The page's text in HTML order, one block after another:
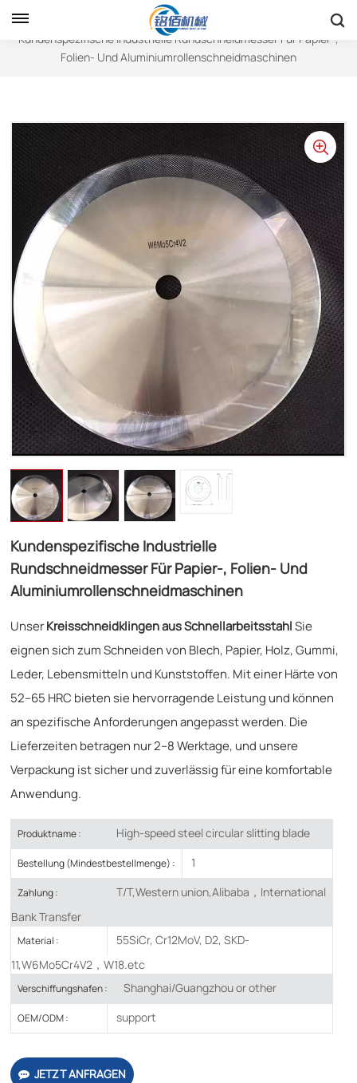
Kreisförmige Klingen
Kundenspezifische Industrielle Rundschneidmesser Für Papier-,
Folien- Und Aluminiumrollenschneidmaschinen
Kundenspezifische Industrielle
Rundschneidmesser Für Papier-, Folien- Und
Aluminiumrollenschneidmaschinen
UnserKreisschneidklingen aus SchnellarbeitsstahlSie
eignen sich zum Schneiden von Blech, Papier, Holz, Gummi,
Leder, Lebensmitteln und Kunststoffen. Mit einer Härte von
52–65 HRC bieten sie hervorragende Leistung und können
an spezifische Anforderungen angepasst werden. Die
Lieferzeiten betragen nur 2–8 Werktage, und unsere
Verpackung ist sicher und zuverlässig für eine komfortable
Anwendung.
Produktname : High-speed steel circular slitting blade
Bestellung (Mindestbestellmenge) : 1
Zahlung :
T/T,Western union,Alibaba，International
Bank Transfer
Material :
55SiCr, Cr12MoV, D2, SKD-
11,W6Mo5Cr4V2，W18.etc
Verschiffungshafen : Shanghai/Guangzhou or other
OEM/ODM : support
JETZT ANFRAGEN